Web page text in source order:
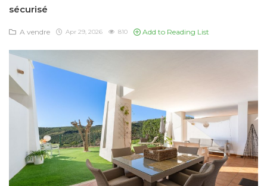
Á propos de nous
Galerie
Contact
sécurisé
A vendre Apr 29, 2026 810 Add to Reading List